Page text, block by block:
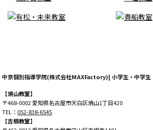
中京個別指導学院(株式会社MAXFactory)| 小学生・中学生
【焼山教室】
〒468-0002 愛知県名古屋市天白区焼山1丁目420
TEL： 052-838-6545
【吉根教室】